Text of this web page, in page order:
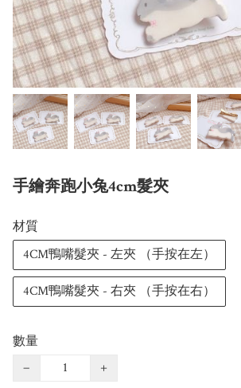
手繪奔跑小兔4cm髮夾
材質
4CM鴨嘴髮夾 - 左夾 （手按在左）
4CM鴨嘴髮夾 - 右夾 （手按在右）
數量
−
+